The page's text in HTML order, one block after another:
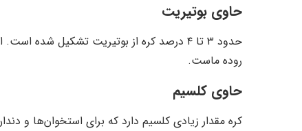
حاوی بوتیریت
روده ماست.
حاوی کلسیم
کره مقدار زیادی کلسیم دارد که برای استخوان‌ها و